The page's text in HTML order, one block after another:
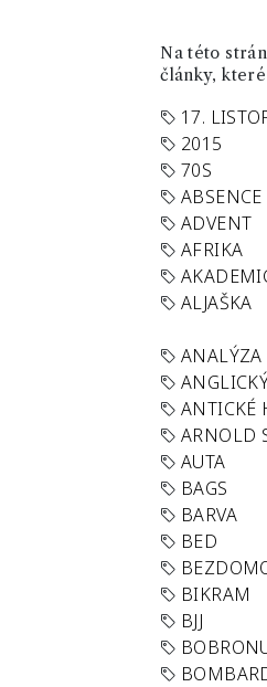
Na této
články,
17.
2015
70S
ABSENCE
ADVENT
AFRIKA
ALJAŠKA
ANALÝZA
ANTICKÉ
ARNOLD
AUTA
BAGS
BARVA
BED
BIKRAM
BJJ